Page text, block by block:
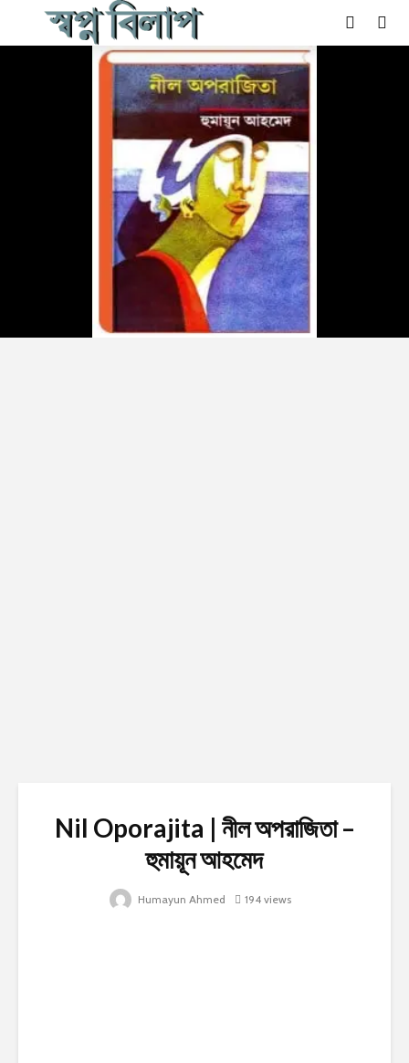
Nil Oporajita | নীল অপরাজিতা –
হুমায়ূন আহমেদ
Humayun Ahmed 194 views